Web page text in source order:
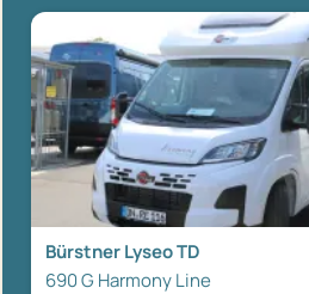
Bürstner Lyseo TD
690 G Harmony Line